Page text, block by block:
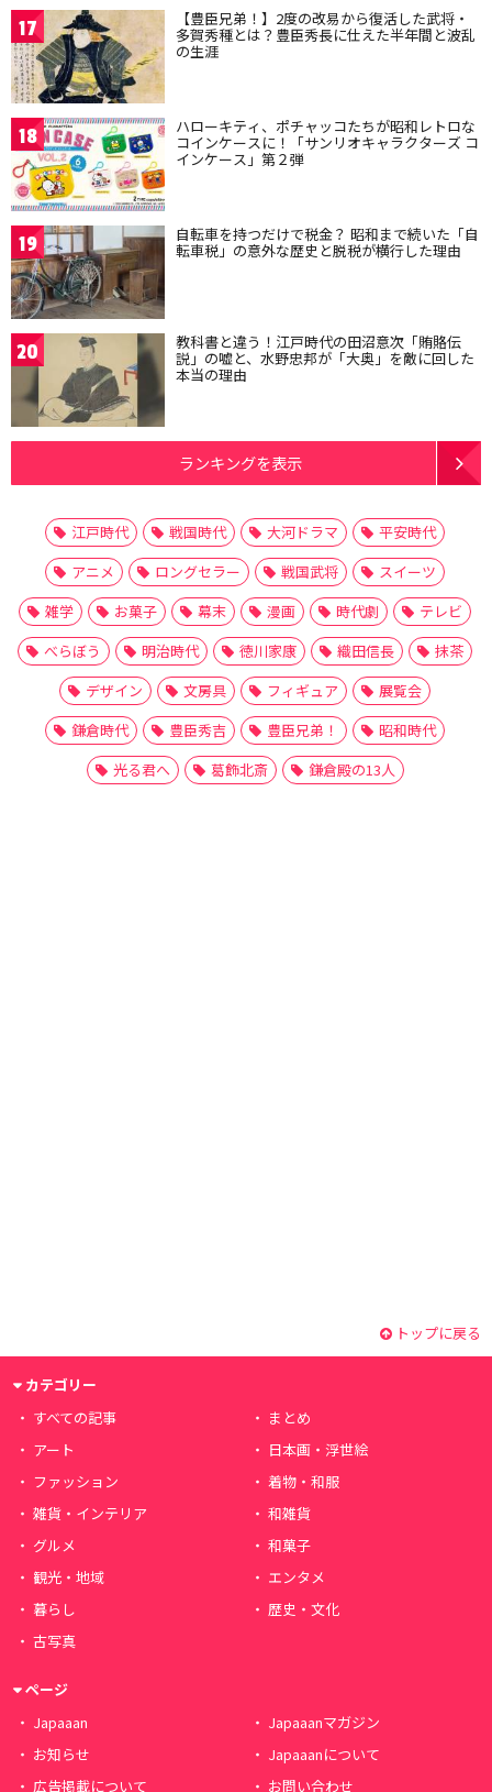
17 【豊臣兄弟！】2度の改易から復活した武将・
多賀秀種とは？豊臣秀長に仕えた半年間と波乱
の生涯
18 ハローキティ、ポチャッコたちが昭和レトロな
コインケースに！「サンリオキャラクターズ コ
インケース」第２弾
19 自転車を持つだけで税金？ 昭和まで続いた「自
転車税」の意外な歴史と脱税が横行した理由
20 教科書と違う！江戸時代の田沼意次「賄賂伝
説」の嘘と、水野忠邦が「大奥」を敵に回した
本当の理由
ランキングを表示
江戸時代 戦国時代 大河ドラマ
平安時代
アニメ
ロングセラー 戦国武将
スイーツ
雑学
お菓子 幕末 漫画 時代劇
テレビ
べらぼう
明治時代 徳川家康 織田信長
抹茶
デザイン
文房具 フィギュア
展覧会
鎌倉時代
豊臣秀吉 豊臣兄弟！
昭和時代
光る君へ
葛飾北斎 鎌倉殿の13人
トップに戻る
カテゴリー
すべての記事
まとめ
アート
日本画・浮世絵
ファッション
着物・和服
雑貨・インテリア
和雑貨
グルメ
和菓子
観光・地域
エンタメ
暮らし
歴史・文化
古写真
ページ
Japaaan
Japaaanマガジン
お知らせ
Japaaanについて
広告掲載について
お問い合わせ